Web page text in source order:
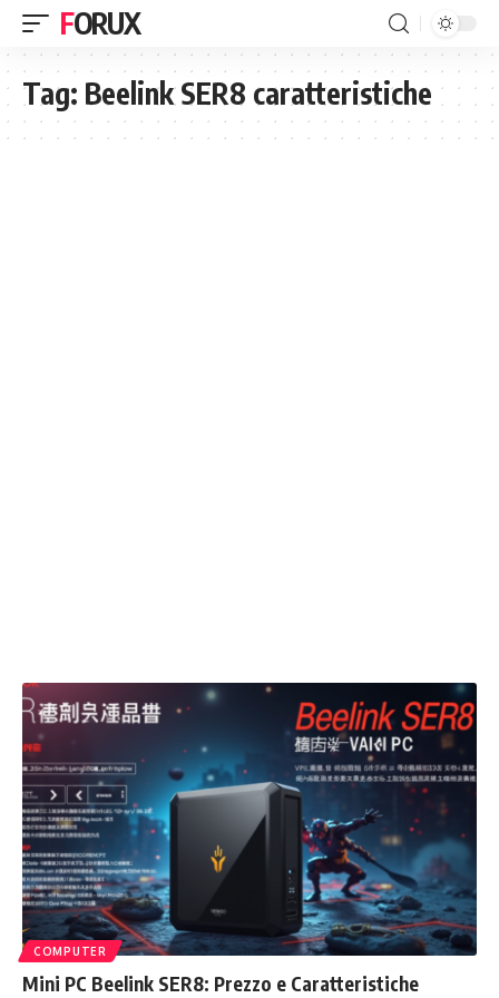
FORUX
Tag: Beelink SER8 caratteristiche
COMPUTER
Mini PC Beelink SER8: Prezzo e Caratteristiche